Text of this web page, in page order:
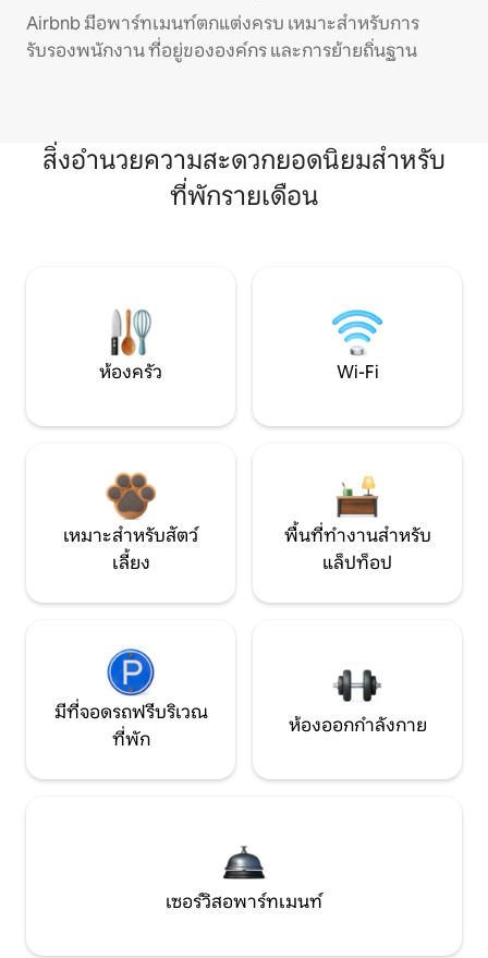
Airbnb มีอพาร์ทเมนท์ตกแต่งครบ เหมาะสำหรับการ
รับรองพนักงาน ที่อยู่ขององค์กร และการย้ายถิ่นฐาน
สิ่งอำนวยความสะดวกยอดนิยมสำหรับ
ที่พักรายเดือน
ห้องครัว Wi-Fi
เหมาะสำหรับสัตว์
เลี้ยง
พื้นที่ทำงานสำหรับ
แล็ปท็อป
มีที่จอดรถฟรีบริเวณ
ที่พัก
ห้องออกกำลังกาย
เซอร์วิสอพาร์ทเมนท์